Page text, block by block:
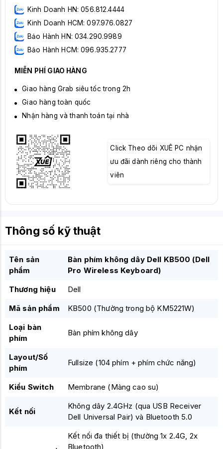
Kinh Doanh HN: 056.812.4444
Kinh Doanh HCM: 097.976.0827
Bảo Hành HN: 034.290.9989
Bảo Hành HCM: 096.935.2777
MIỄN PHÍ GIAO HÀNG
Giao hàng Grab siêu tốc trong 2h
Giao hàng toàn quốc
Nhận hàng và thanh toán tại nhà
Click Theo dõi XUÊ PC nhận
ưu đãi dành riêng cho thành
viên
Thông số kỹ thuật
Tên sản
phẩm
Bàn phím không dây Dell KB500 (Dell
Pro Wireless Keyboard)
Thương hiệu
Dell
Mã sản phẩm
KB500 (Thường trong bộ KM5221W)
Loại bàn
phím
Bàn phím không dây
Layout/Số
phím
Fullsize (104 phím + phím chức năng)
Kiểu Switch Membrane (Màng cao su)
Kết nối
Không dây 2.4GHz (qua USB Receiver
Dell Universal Pair) và Bluetooth 5.0
Kết nối đa thiết bị (thường 1x 2.4G, 2x
Bluetooth)